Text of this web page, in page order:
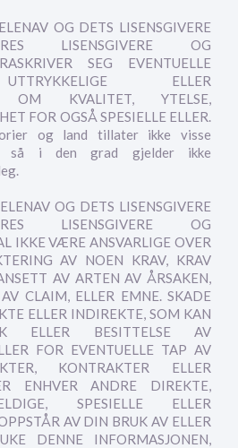
OG DETS LISENSGIVERE
LISENSGIVERE OG
SEG EVENTUELLE
ELLER
OM KVALITET, YTELSE,
FOR OGSÅ SPESIELLE ELLER.
og land tillater ikke visse
så i den grad gjelder ikke
OG DETS LISENSGIVERE
LISENSGIVERE OG
IKKE VÆRE ANSVARLIGE OVER
AV NOEN KRAV, KRAV
AV ARTEN AV ÅRSAKEN,
CLAIM, ELLER EMNE. SKADE
ELLER INDIREKTE, SOM KAN
ELLER BESITTELSE AV
FOR EVENTUELLE TAP AV
KONTRAKTER ELLER
ENHVER ANDRE DIREKTE,
SPESIELLE ELLER
AV DIN BRUK AV ELLER
DENNE INFORMASJONEN,